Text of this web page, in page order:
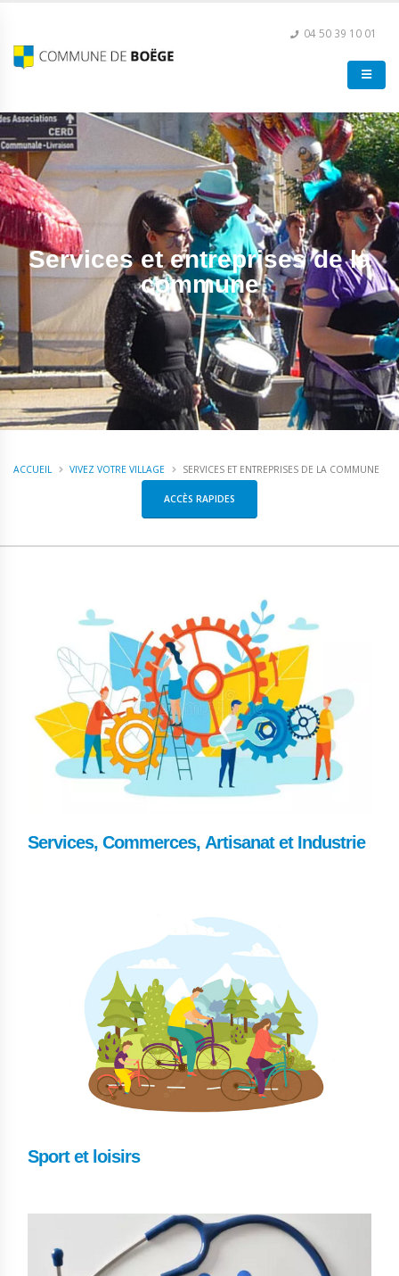
04 50 39 10 01
Services et entreprises de la
commune
ACCUEIL VIVEZ VOTRE VILLAGE SERVICES ET ENTREPRISES DE LA COMMUNE
ACCÈS RAPIDES
Services, Commerces, Artisanat et Industrie
Sport et loisirs